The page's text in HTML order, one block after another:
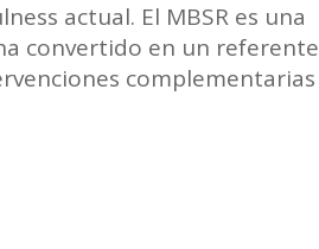
actual. El MBSR es una
convertido en un referente
complementarias